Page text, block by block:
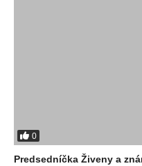
0
Predsedníčka Živeny a